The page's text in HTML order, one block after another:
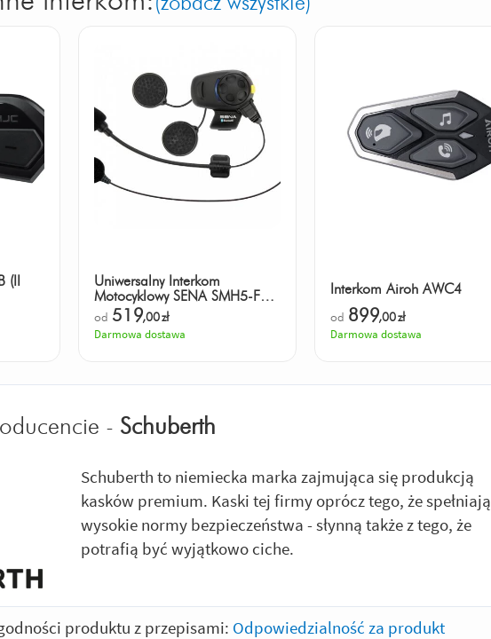
(II
Uniwersalny Interkom
Motocyklowy SENA SMH5-FM
z radiem, zasięg 700m
od 519,00zł
Darmowa dostawa
Interkom Airoh AWC4
od 899,00zł
Darmowa dostawa
- Schuberth
Schuberth to niemiecka marka zajmująca się produkcją
kasków premium. Kaski tej firmy oprócz tego, że spełniają
wysokie normy bezpieczeństwa - słynną także z tego, że
potrafią być wyjątkowo ciche.
produktu z przepisami: Odpowiedzialność za produkt